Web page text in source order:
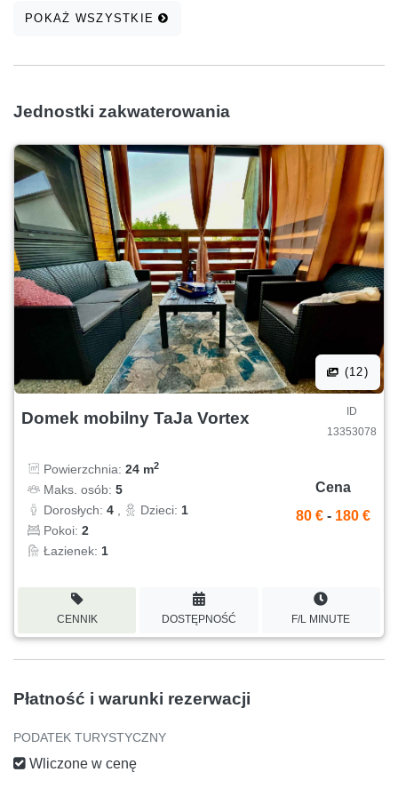
POKAŻ WSZYSTKIE
Jednostki zakwaterowania
(12)
Domek mobilny TaJa Vortex
ID
13353078
Powierzchnia: 24 m2
Maks. osób: 5
Dorosłych: 4 Dzieci: 1
Pokoi: 2
Łazienek: 1
Cena
80 € - 180 €
CENNIK DOSTĘPNOŚĆ F/L MINUTE
Płatność i warunki rezerwacji
PODATEK TURYSTYCZNY
Wliczone w cenę